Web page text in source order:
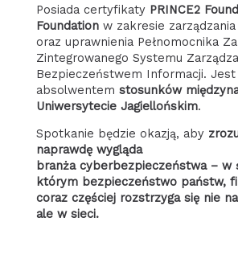
Posiada certyfikaty PRINCE2
Foundationw zakresie
oraz uprawnienia Pełnomocnika
Zintegrowanego Systemu
Bezpieczeństwem Informacji. Jest
absolwentem stosunków
Uniwersytecie Jagiellońskim.
Spotkanie będzie okazją, aby
naprawdę wygląda
branża cyberbezpieczeństwa – w
którym bezpieczeństwo państw,
coraz częściej rozstrzyga się nie
ale w sieci.